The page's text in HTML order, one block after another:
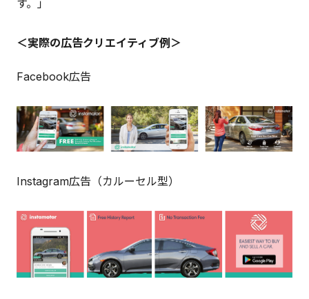
す。」
＜実際の広告クリエイティブ例＞
Facebook広告
Instagram広告（カルーセル型）